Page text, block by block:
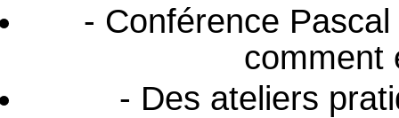
- Conférence
comment
- Des ateliers